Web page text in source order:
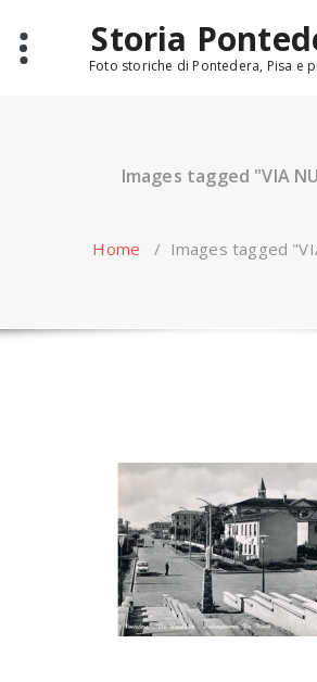
content
Storia
Foto storiche di Pontedera, Pisa e
Images tagged "VIA
Home / Images tagged